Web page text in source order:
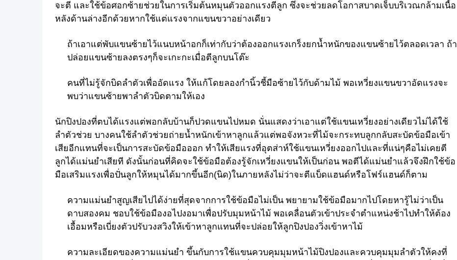
จะตี และใช้ข้อศอกซ้ายช่วยในการเริ่มต้นหมุนตัวออกแรงตีลูก ซึ่งจะช่วยลดโอกาสบาดเจ็บบริเวณกล้ามเนื้อ
หลังด้านล่างอีกด้วยหากใช้แต่แรงจากแขนขวาอย่างเดียว
ถ้าเอาแต่พับแขนซ้ายไว้แนบหน้าอกก็เท่ากับว่าต้องออกแรงเกร็งยกน้ำหนักของแขนซ้ายไว้ตลอดเวลา ถ้า
ปล่อยแขนซ้ายลงตรงๆก็จะเกะกะเมื่อตีลูกบนโต๊ะ
คนที่ไม่รู้จักบิดลำตัวเพื่ออัดแรง ให้แก้โดยลองกำนิ้วชี้มือซ้ายไว้กับด้ามไม้ พอเหวี่ยงแขนขวาอัดแรงจะ
พบว่าแขนซ้ายพาลำตัวบิดตามให้เอง
นักปิงปองที่ตบได้แรงแต่พอกลับบ้านก็ปวดแขนไปหมด นั่นแสดงว่าเอาแต่ใช้แขนเหวี่ยงอย่างเดียวไม่ได้ใช้
ลำตัวช่วย บางคนใช้ลำตัวช่วยถ่ายน้ำหนักเข้าหาลูกแล้วแต่พอจังหวะที่ไม้จะกระทบลูกกลับสะบัดข้อมือเข้า
เสียอีกแทนที่จะเป็นการสะบัดข้อมือออก ทำให้เสียแรงที่อุตส่าห์ใช้แขนเหวี่ยงออกไปและที่แน่ๆคือไม่เคยตี
ลูกได้แม่นยำเสียที ดังนั้นก่อนที่คิดจะใช้ข้อมือต้องรู้จักเหวี่ยงแขนให้เป็นก่อน พอตีได้แม่นยำแล้วจึงฝึกใช้ข้อ
มือเสริมแรงเพื่อปั่นลูกให้หมุนได้มากขึ้นอีก(นิด)ในภายหลังไม่ว่าจะตีแบ็ดแฮนด์หรือโฟร์แฮนด์ก็ตาม
ความแม่นยำสูญเสียไปได้ง่ายที่สุดจากการใช้ข้อมือไม่เป็น พยายามใช้ข้อมือมากไปโดยหารู้ไม่ว่าเป็น
ดาบสองคม ชอบใช้ข้อมืองอไปงอมาเพื่อปรับมุมหน้าไม้ พอเคลื่อนตัวเข้าประจำตำแหน่งช้าไปทำให้ต้อง
เอื้อมหรือเบี่ยงตัวปรับวงสวิงให้เข้าหาลูกแทนที่จะปล่อยให้ลูกปิงปองวิ่งเข้าหาไม้
ความละเอียดของความแม่นยำ ขึ้นกับการใช้แขนควบคุมมุมหน้าไม้ปิงปองและควบคุมมุมลำตัวให้คงที่